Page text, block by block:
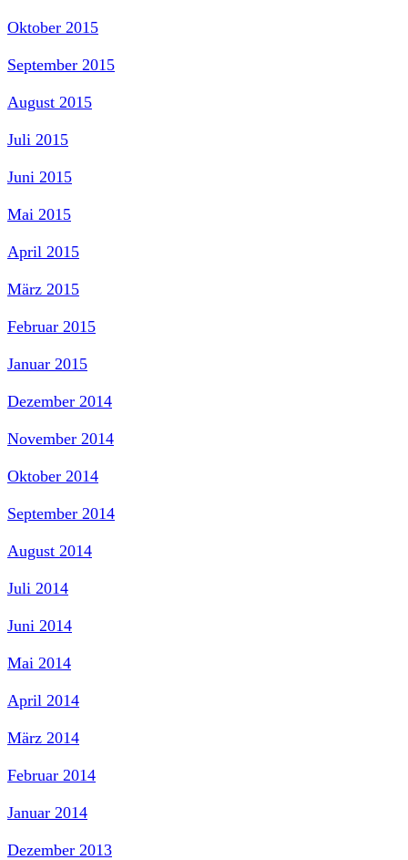
Oktober 2015
September 2015
August 2015
Juli 2015
Juni 2015
Mai 2015
April 2015
März 2015
Februar 2015
Januar 2015
Dezember 2014
November 2014
Oktober 2014
September 2014
August 2014
Juli 2014
Juni 2014
Mai 2014
April 2014
März 2014
Februar 2014
Januar 2014
Dezember 2013